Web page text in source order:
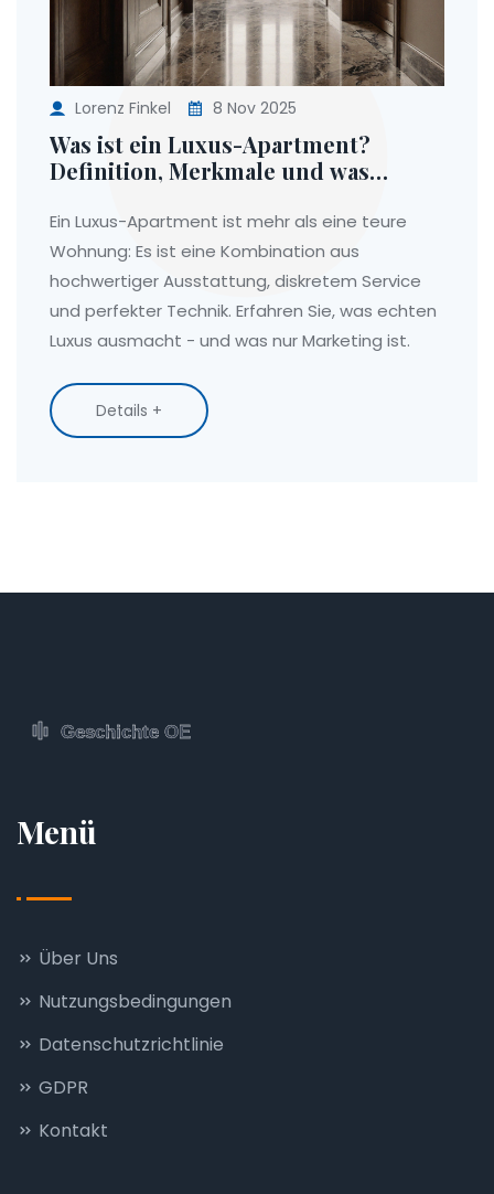
Lorenz Finkel 8 Nov 2025
Was ist ein Luxus-Apartment?
Definition, Merkmale und was
Ein Luxus-Apartment ist mehr als eine teure
Wohnung: Es ist eine Kombination aus
hochwertiger Ausstattung, diskretem Service
und perfekter Technik. Erfahren Sie, was echten
Luxus ausmacht - und was nur Marketing ist.
Details +
Menü
Über Uns
Nutzungsbedingungen
Datenschutzrichtlinie
GDPR
Kontakt